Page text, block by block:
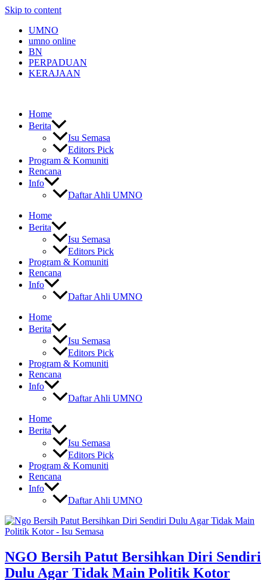
Skip to content
UMNO
umno online
BN
PERPADUAN
KERAJAAN
Home
Berita
Isu Semasa
Editors Pick
Program & Komuniti
Rencana
Info
Daftar Ahli UMNO
Home
Berita
Isu Semasa
Editors Pick
Program & Komuniti
Rencana
Info
Daftar Ahli UMNO
Home
Berita
Isu Semasa
Editors Pick
Program & Komuniti
Rencana
Info
Daftar Ahli UMNO
Home
Berita
Isu Semasa
Editors Pick
Program & Komuniti
Rencana
Info
Daftar Ahli UMNO
NGO Bersih Patut Bersihkan Diri Sendiri
Dulu Agar Tidak Main Politik Kotor